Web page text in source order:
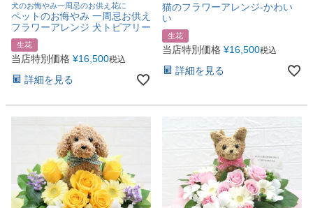
犬のお悔やみ一周忌のお供え花に
ペットのお悔やみ 一周忌お供え
フラワーアレンジ 犬トピアリー
生花
当店特別価格 ¥16,500税込
詳細を見る
猫のフラワーアレンジ-かわい
い
生花
当店特別価格 ¥16,500税込
詳細を見る